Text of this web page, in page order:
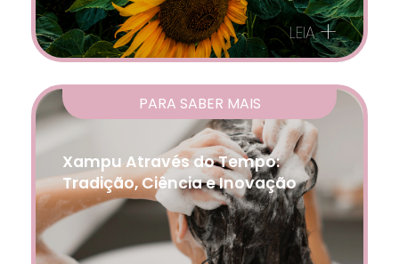
LEIA +
PARA SABER MAIS
Xampu Através do Tempo:
Tradição, Ciência e Inovação